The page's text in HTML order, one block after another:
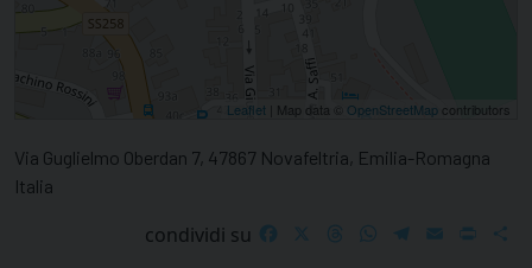
Leaflet | Map data © OpenStreetMap contributors
Via Guglielmo Oberdan 7, 47867 Novafeltria, Emilia-Romagna
Italia
condividi su FacebookThreadsWhatsApp
Telegram
EmailPrint